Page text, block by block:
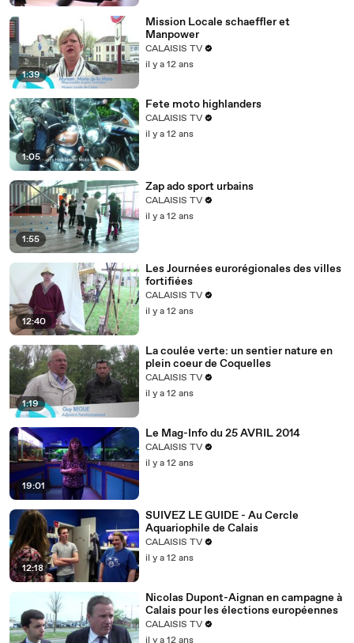
1:39
Mission Locale schaeffler et
Manpower
CALAISIS TV
il y a 12 ans
1:05
Fete moto highlanders
CALAISIS TV
il y a 12 ans
1:55
Zap ado sport urbains
CALAISIS TV
il y a 12 ans
12:40
Les Journées eurorégionales des villes
fortifiées
CALAISIS TV
il y a 12 ans
1:19
La coulée verte: un sentier nature en
plein coeur de Coquelles
CALAISIS TV
il y a 12 ans
19:01
Le Mag-Info du 25 AVRIL 2014
CALAISIS TV
il y a 12 ans
12:18
SUIVEZ LE GUIDE - Au Cercle
Aquariophile de Calais
CALAISIS TV
il y a 12 ans
Nicolas Dupont-Aignan en campagne à
Calais pour les élections européennes
CALAISIS TV